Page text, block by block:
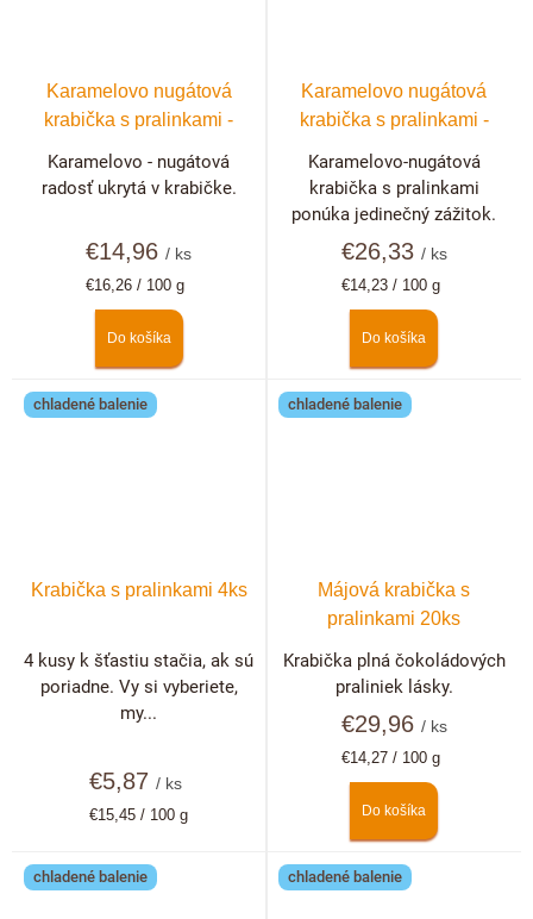
Karamelovo nugátová
krabička s pralinkami -
€14,96/ ks
Jednotková
€16,26 / 100 g
Do košíka
Karamelovo - nugátová
radosť ukrytá v krabičke.
Karamelovo nugátová
krabička s pralinkami -
€26,33 / ks
Jednotková
€14,23 / 100 g
Do košíka
Karamelovo-nugátová
krabička s pralinkami
ponúka jedinečný zážitok.
chladené balenie
Krabička s pralinkami 4ks
€5,87/ ks
Jednotková
€15,45 / 100 g
4 kusy k šťastiu stačia, ak sú
poriadne. Vy si vyberiete,
my...
chladené balenie
Májová krabička s
pralinkami 20ks
€29,96 / ks
Jednotková
€14,27 / 100 g
Do košíka
Krabička plná čokoládových
praliniek lásky.
chladené balenie chladené balenie